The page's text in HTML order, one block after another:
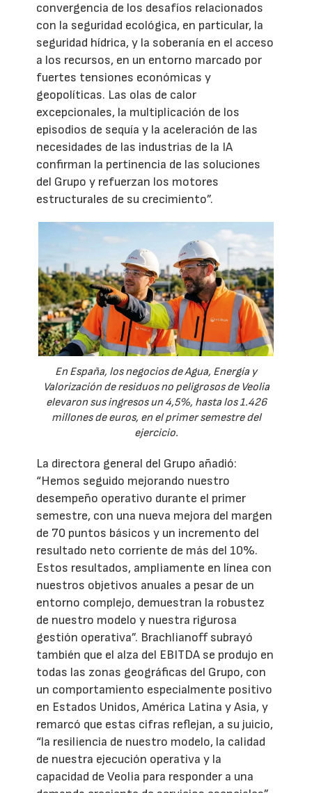
convergencia de los desafíos relacionados
con la seguridad ecológica, en particular, la
seguridad hídrica, y la soberanía en el acceso
a los recursos, en un entorno marcado por
fuertes tensiones económicas y
geopolíticas. Las olas de calor
excepcionales, la multiplicación de los
episodios de sequía y la aceleración de las
necesidades de las industrias de la IA
confirman la pertinencia de las soluciones
del Grupo y refuerzan los motores
estructurales de su crecimiento”.
En España, los negocios de Agua, Energía y
Valorización de residuos no peligrosos de Veolia
elevaron sus ingresos un 4,5%, hasta los 1.426
millones de euros, en el primer semestre del
ejercicio.
La directora general del Grupo añadió:
“Hemos seguido mejorando nuestro
desempeño operativo durante el primer
semestre, con una nueva mejora del margen
de 70 puntos básicos y un incremento del
resultado neto corriente de más del 10%.
Estos resultados, ampliamente en línea con
nuestros objetivos anuales a pesar de un
entorno complejo, demuestran la robustez
de nuestro modelo y nuestra rigurosa
gestión operativa”. Brachlianoff subrayó
también que el alza del EBITDA se produjo en
todas las zonas geográficas del Grupo, con
un comportamiento especialmente positivo
en Estados Unidos, América Latina y Asia, y
remarcó que estas cifras reflejan, a su juicio,
“la resiliencia de nuestro modelo, la calidad
de nuestra ejecución operativa y la
capacidad de Veolia para responder a una